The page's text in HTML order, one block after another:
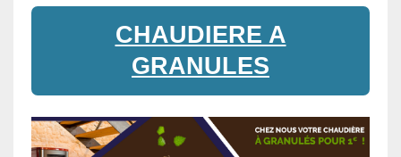
CHAUDIERE A
GRANULES